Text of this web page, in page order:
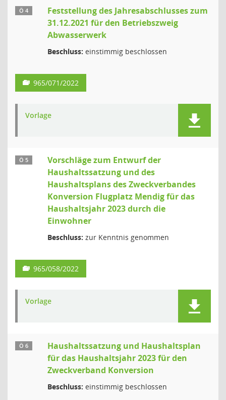
Ö 4
Feststellung des Jahresabschlusses zum
31.12.2021 für den Betriebszweig
Abwasserwerk
Beschluss: einstimmig beschlossen
965/071/2022
Vorlage
Ö 5
Vorschläge zum Entwurf der
Haushaltssatzung und des
Haushaltsplans des Zweckverbandes
Konversion Flugplatz Mendig für das
Haushaltsjahr 2023 durch die
Einwohner
Beschluss: zur Kenntnis genommen
965/058/2022
Vorlage
Ö 6
Haushaltssatzung und Haushaltsplan
für das Haushaltsjahr 2023 für den
Zweckverband Konversion
Beschluss: einstimmig beschlossen